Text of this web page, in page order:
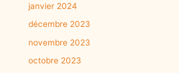
janvier 2024
décembre 2023
novembre 2023
octobre 2023